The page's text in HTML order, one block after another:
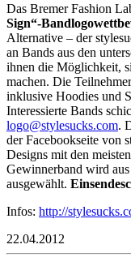
Das Bremer Fashion
Sign“-
Alternative – der
an Bands aus den
ihnen die Möglichkeit,
machen. Die
inklusive Hoodies und
Interessierte Bands
moc.s
kcuse
lyts@
ogol
.
der Facebookseite von
Designs mit den
Gewinnerband wird
ausgewählt.
Infos: http://
22.04.2012